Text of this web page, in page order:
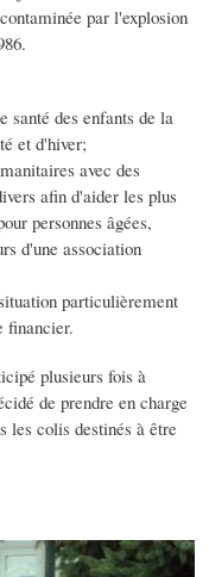
par l'explosion
des enfants de la
et d'hiver;
avec des
afin d'aider les plus
personnes âgées,
d'une association
particulièrement
financier.
plusieurs fois à
de prendre en charge
les colis destinés à être